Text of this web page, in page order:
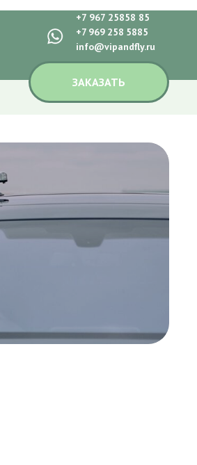
+7 967 25858 85
+7 969 258 5885
info@vipandfly.ru
ЗАКАЗАТЬ